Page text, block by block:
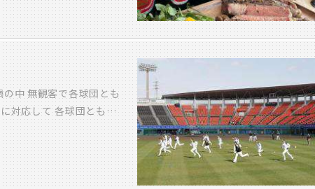
C値の計測はこれから
きてまして 圧着してる
から下屋を組む 行程に
たとないシャッターチ
まぁ性能は見た目とは
☆) お施主さまの 暖かく
ー 実に頼もしい！ 住
いな寒い日でも 暖かく
からも提案していきた
中 無観客で各球団とも
対応して 各球団ともに
確定申告の時期になり
続きの時期です 確定申
れていて 住宅ローン控除
んです 当社アイビック